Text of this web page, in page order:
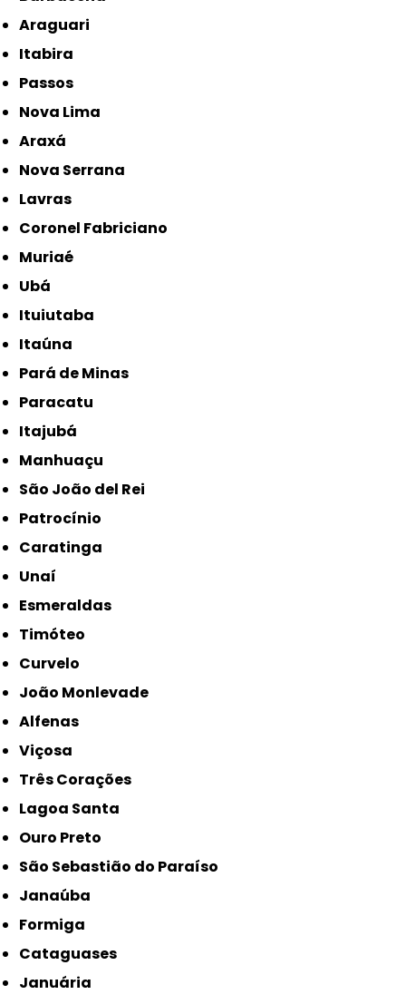
Araguari
Itabira
Passos
Nova Lima
Araxá
Nova Serrana
Lavras
Coronel Fabriciano
Muriaé
Ubá
Ituiutaba
Itaúna
Pará de Minas
Paracatu
Itajubá
Manhuaçu
São João del Rei
Patrocínio
Caratinga
Unaí
Esmeraldas
Timóteo
Curvelo
João Monlevade
Alfenas
Viçosa
Três Corações
Lagoa Santa
Ouro Preto
São Sebastião do Paraíso
Janaúba
Formiga
Cataguases
Januária